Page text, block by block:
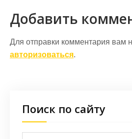
Добавить
Для отправки комментария вам
авторизоваться.
Поиск по сайту